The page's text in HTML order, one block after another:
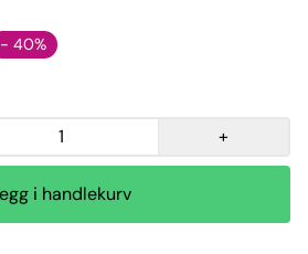
- 40%
+